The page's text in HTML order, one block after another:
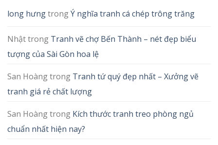
long hưngtrongÝ nghĩa tranh cá chép trông trăng
Nhậttrong Tranh vẽ chợ Bến Thành – nét đẹp biểu
tượng của Sài Gòn hoa lệ
San Hoàngtrong Tranh tứ quý đẹp nhất – Xưởng vẽ
tranh giá rẻ chất lượng
San Hoàngtrong Kích thước tranh treo phòng ngủ
chuẩn nhất hiện nay?